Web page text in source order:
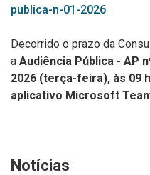
publica-n-01-2026
Decorrido o prazo da
a Audiência Pública - AP
2026 (terça-feira), às 09
aplicativo Microsoft
Notícias